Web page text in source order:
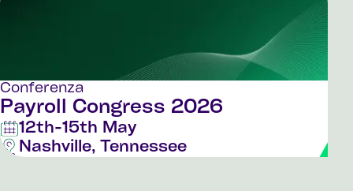
Conferenza
Payroll Congress 2026
12th-15th May
Nashville, Tennessee